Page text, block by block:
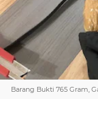
Barang Bukti 765 Gram,